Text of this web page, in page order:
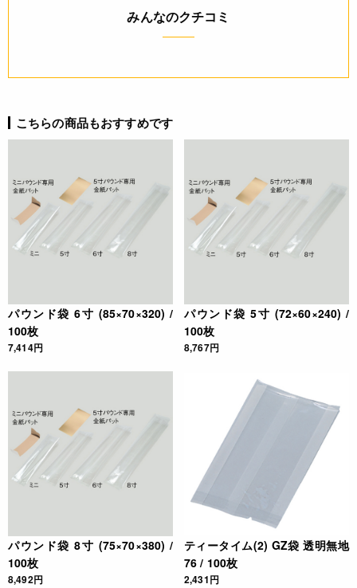
◆材質：バリアNY＃15/LLDPE＃50
【金紙パット】ノーバックW PET蒸着#12 金PP貼 310g/㎡
みんなのクチコミ
こちらの商品もおすすめです
パウンド袋 6寸 (85×70×320) /
100枚
7,414円
パウンド袋 5寸 (72×60×240) /
100枚
8,767円
パウンド袋 8寸 (75×70×380) /
100枚
8,492円
ティータイム(2) GZ袋 透明無地
76 / 100枚
2,431円